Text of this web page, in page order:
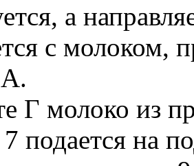
а
с молоком,
Г молоко из
подается на